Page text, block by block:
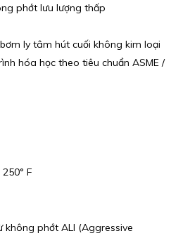
phớt lưu lượng thấp
ly tâm hút cuối không kim loại
hóa học theo tiêu chuẩn ASME /
F
không phớt ALI (Aggressive